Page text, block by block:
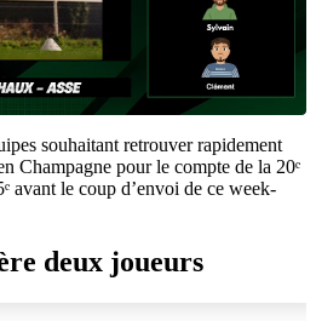
souhaitant retrouver rapidement
Champagne pour le compte de la 20ᵉ
avant le coup d’envoi de ce week-
deux joueurs